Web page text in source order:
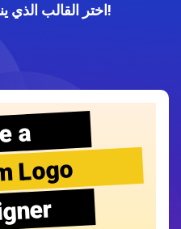
اختر القالب الذي يناسبك بشكل أفضل!
a
Logo